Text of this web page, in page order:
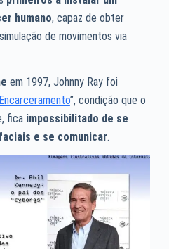
humano, capaz de obter
de movimentos via
em 1997, Johnny Ray foi
”, condição que o
ficaimpossibilitado de se
e se comunicar.